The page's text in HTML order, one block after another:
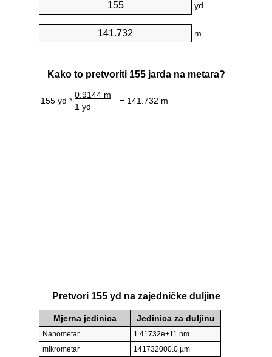
yd
=
m
Kako to pretvoriti 155 jarda na metara?
155 yd *
0.9144 m
= 141.732 m
1 yd
Pretvori 155 yd na zajedničke duljine
Mjerna jedinica Jedinica za duljinu
Nanometar
1.41732e+11 nm
mikrometar
141732000.0 µm